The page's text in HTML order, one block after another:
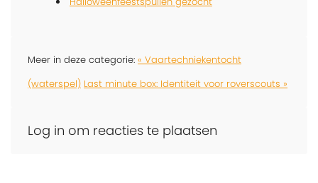
Meer in deze categorie: « Vaartechniekentocht
(waterspel) Last minute box: Identiteit voor roverscouts »
Log in om reacties te plaatsen